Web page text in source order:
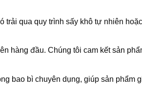
trải qua quy trình sấy khô tự nhiên
hàng đầu. Chúng tôi cam kết sản
bao bì chuyên dụng, giúp sản